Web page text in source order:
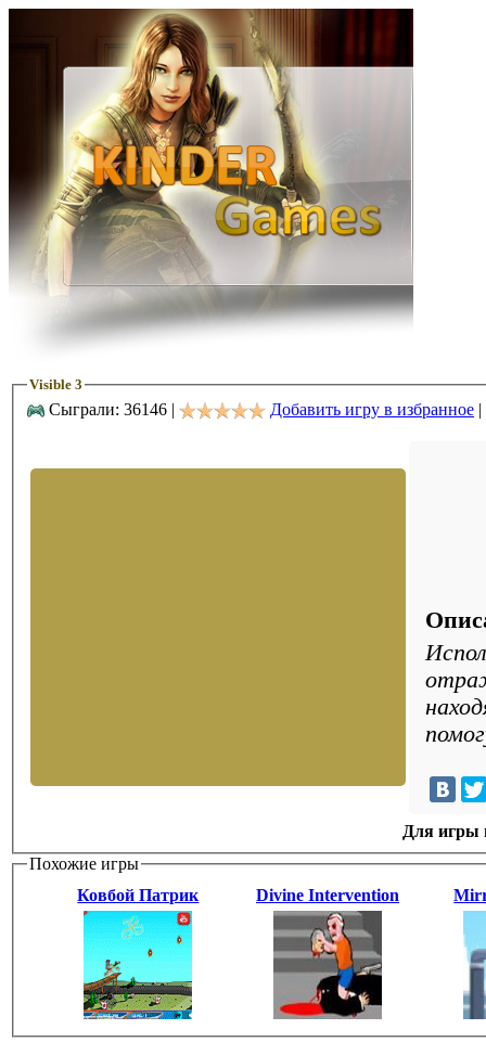
Visible 3
Сыграли: 36146 | Добавить игру в избранное |
Для игры
Похожие игры
Ковбой Патрик
Divine Intervention